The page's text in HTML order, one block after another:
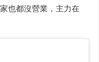
也都沒營業，主力在